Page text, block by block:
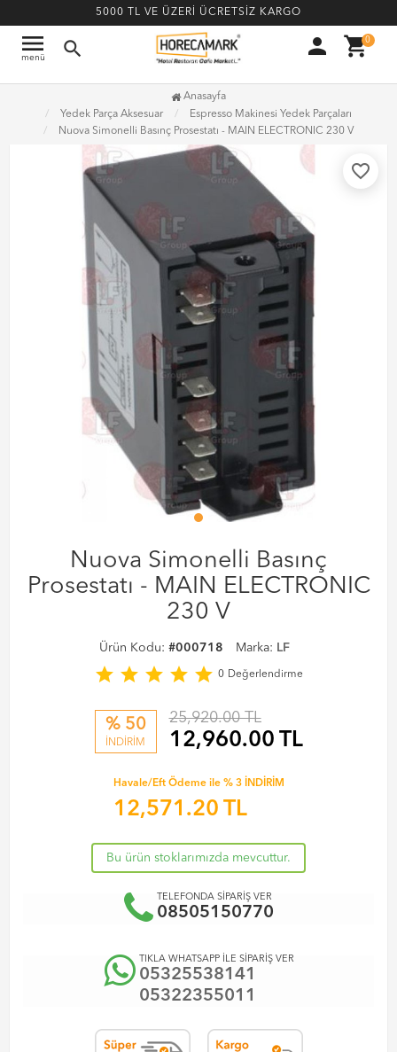
5000 TL VE ÜZERİ ÜCRETSİZ KARGO
menu
menü search person shopping_cart0
Anasayfa
Yedek Parça Aksesuar
Espresso Makinesi Yedek Parçaları
Nuova Simonelli Basınç Prosestatı - MAIN ELECTRONIC 230 V
favorite_border
Nuova Simonelli Basınç
Prosestatı - MAIN ELECTRONIC
230 V
Ürün Kodu: #000718 Marka: LF
star star star star star 0 Değerlendirme
% 50
İNDİRİM
25,920.00 TL
12,960.00 TL
Havale/Eft Ödeme ile % 3 İNDİRİM
12,571.20 TL
Bu ürün stoklarımızda mevcuttur.
TELEFONDA SİPARİŞ VER
08505150770
TIKLA WHATSAPP İLE SİPARİŞ VER
05325538141
05322355011